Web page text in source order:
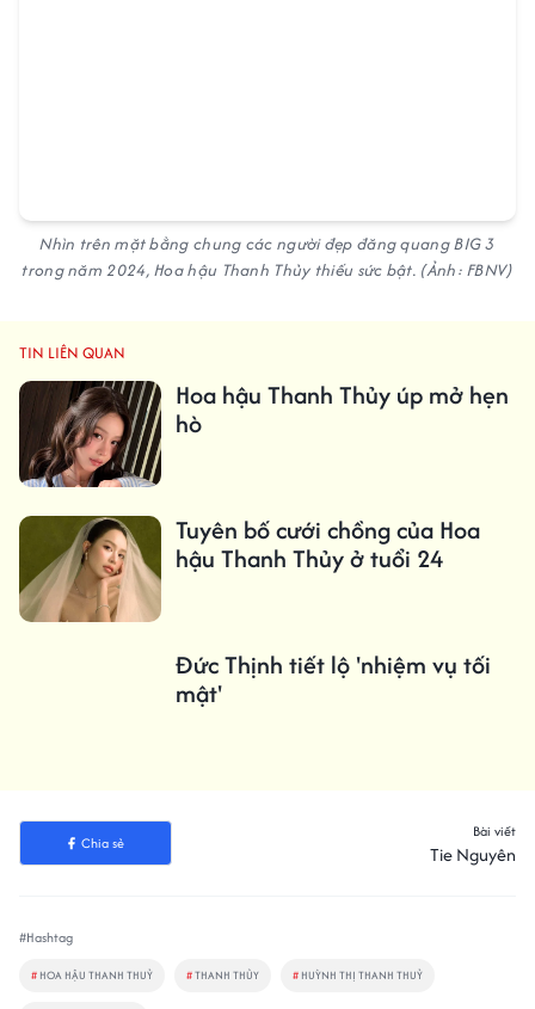
Nhìn trên mặt bằng chung các người đẹp đăng quang BIG 3
trong năm 2024, Hoa hậu Thanh Thủy thiếu sức bật. (Ảnh: FBNV)
TIN LIÊN QUAN
Hoa hậu Thanh Thủy úp mở hẹn
hò
Tuyên bố cưới chồng của Hoa
hậu Thanh Thủy ở tuổi 24
Đức Thịnh tiết lộ 'nhiệm vụ tối
mật'
Chia sẻ
Bài viết
Tie Nguyên
#Hashtag
# HOA HẬU THANH THUỶ #THANH THỦY # HUỲNH THỊ THANH THUỶ